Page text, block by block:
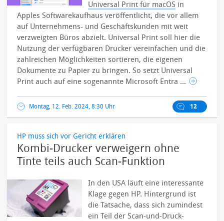
Universal Print für macOS in
Apples Softwarekaufhaus veröffentlicht, die vor allem
auf Unternehmens- und Geschäftskunden mit weit
verzweigten Büros abzielt. Universal Print soll hier die
Nutzung der verfügbaren Drucker vereinfachen und die
zahlreichen Möglichkeiten sortieren, die eigenen
Dokumente zu Papier zu bringen.So setzt Universal
Print auch auf eine sogenannte Microsoft Entra ...
Montag, 12. Feb. 2024, 8:30 Uhr 12
HP muss sich vor Gericht erklären
Kombi-Drucker verweigern ohne
Tinte teils auch Scan-Funktion
In den USA läuft eine interessante
Klage gegen HP. Hintergrund ist
die Tatsache, dass sich zumindest
ein Teil der Scan-und-Druck-